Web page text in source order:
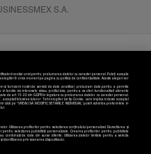
S.A.
cookie unici pentru prelucrarea datelor cu caracter personal. Puteți accepta
legitim în orice moment pe pagina cu politica de confidențialitate. Aceste alegeri vor
si furnizorii nostri de servicii de date analitice) prelucram date pentru a permite
functie de interesele si/sau profilul dvs., pentru a va oferi functionalitati aferente
de art. 15-22 din GDPR in legatura cu prelucrarea datelor cu caracter personal.
acceptati folosirea tuturor Tehnologiilor de tip Cookie, care implica inclusiv acceptul
pe “VREAU SA MODIFIC SETARILE INDIVIDUAL” puteti schimba preferintele in
Utilizarea profilurilor pentru selectarea conținutului personalizat. Dezvoltarea și
selectarea publicității personalizate. Crearea profilurilor pentru publicitate
combinații de date din surse diferite. Utilizarea datelor limitate pentru a selecta
identificarea prin scanarea dispozitivului.